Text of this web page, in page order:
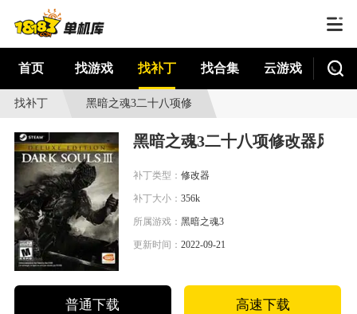
首页 找游戏 找补丁 找合集 云游戏
找补丁 黑暗之魂3二十八项修
改器风灵月影版
黑暗之魂3二十八项修改器风灵
补丁类型：修改器
补丁大小：356k
所属游戏：黑暗之魂3
更新时间：2022-09-21
普通下载 高速下载